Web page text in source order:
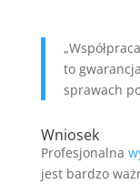
to
sprawach
Wniosek
Profesjonalna
jest bardzo